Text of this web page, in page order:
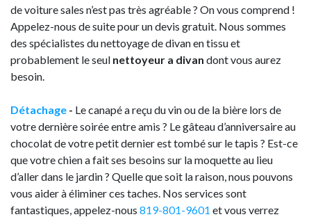
de voiture sales n’est pas très agréable ? On vous comprend !
Appelez-nous de suite pour un devis gratuit. Nous sommes
des spécialistes du nettoyage de divan en tissu et
probablement le seul nettoyeur a divan dont vous aurez
besoin.
Détachage - Le canapé a reçu du vin ou de la bière lors de
votre dernière soirée entre amis ? Le gâteau d’anniversaire au
chocolat de votre petit dernier est tombé sur le tapis ? Est-ce
que votre chien a fait ses besoins sur la moquette au lieu
d’aller dans le jardin ? Quelle que soit la raison, nous pouvons
vous aider à éliminer ces taches. Nos services sont
fantastiques, appelez-nous 819-801-9601 et vous verrez